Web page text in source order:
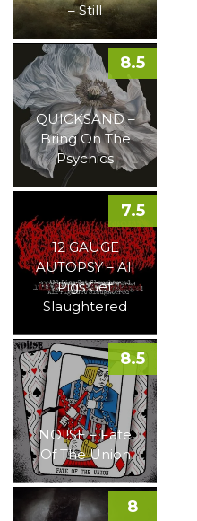
– Still
QUICKSAND –
Bring On The
Psychics
8.5
12 GAUGE
AUTOPSY – All
Pigs Get
Slaughtered
7.5
NOI!SE – Fate
Of The Union
8.5
8